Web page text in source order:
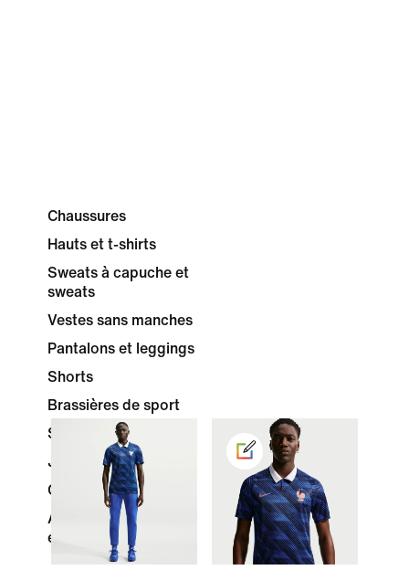
Chaussures
Hauts et t-shirts
Sweats à capuche et
sweats
Vestes sans manches
Pantalons et leggings
Shorts
Brassières de sport
Survêtements
Jupes et robes
Chaussettes
Accessoires et
équipement